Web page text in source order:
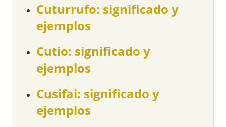
Cuturrufo: significado y
ejemplos
Cutio: significado y
ejemplos
Cusifai: significado y
ejemplos